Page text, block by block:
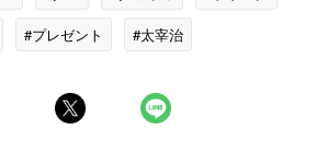
#プレゼント #太宰治